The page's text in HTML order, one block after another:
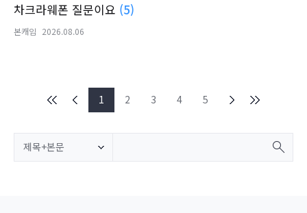
차크라웨폰 질문이요 (5)
본캐임 2026.08.06
1 2 3 4 5
제목+본문